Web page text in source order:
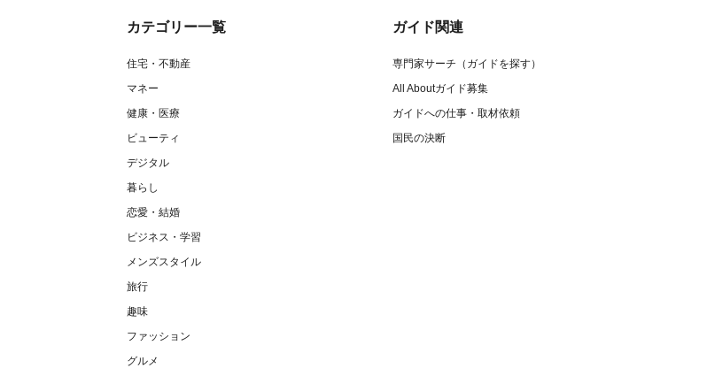
カテゴリー一覧
住宅・不動産
マネー
健康・医療
ビューティ
デジタル
暮らし
恋愛・結婚
ビジネス・学習
メンズスタイル
旅行
趣味
ファッション
グルメ
ガイド関連
専門家サーチ（ガイドを探す）
All Aboutガイド募集
ガイドへの仕事・取材依頼
国民の決断